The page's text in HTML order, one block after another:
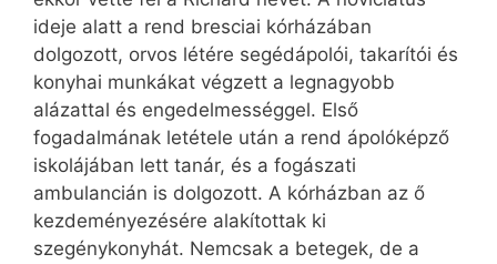
ideje alatt a rend bresciai kórházában
dolgozott, orvos létére segédápolói, takarítói és
konyhai munkákat végzett a legnagyobb
alázattal és engedelmességgel. Első
fogadalmának letétele után a rend ápolóképző
iskolájában lett tanár, és a fogászati
ambulancián is dolgozott. A kórházban az ő
kezdeményezésére alakítottak ki
szegénykonyhát. Nemcsak a betegek, de a